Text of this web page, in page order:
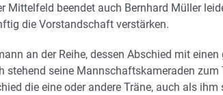
Mittelfeld beendet auch Bernhard Müller
die Vorstandschaft verstärken.
an der Reihe, dessen Abschied mit
stehend seine Mannschaftskameraden
die eine oder andere Träne, auch als